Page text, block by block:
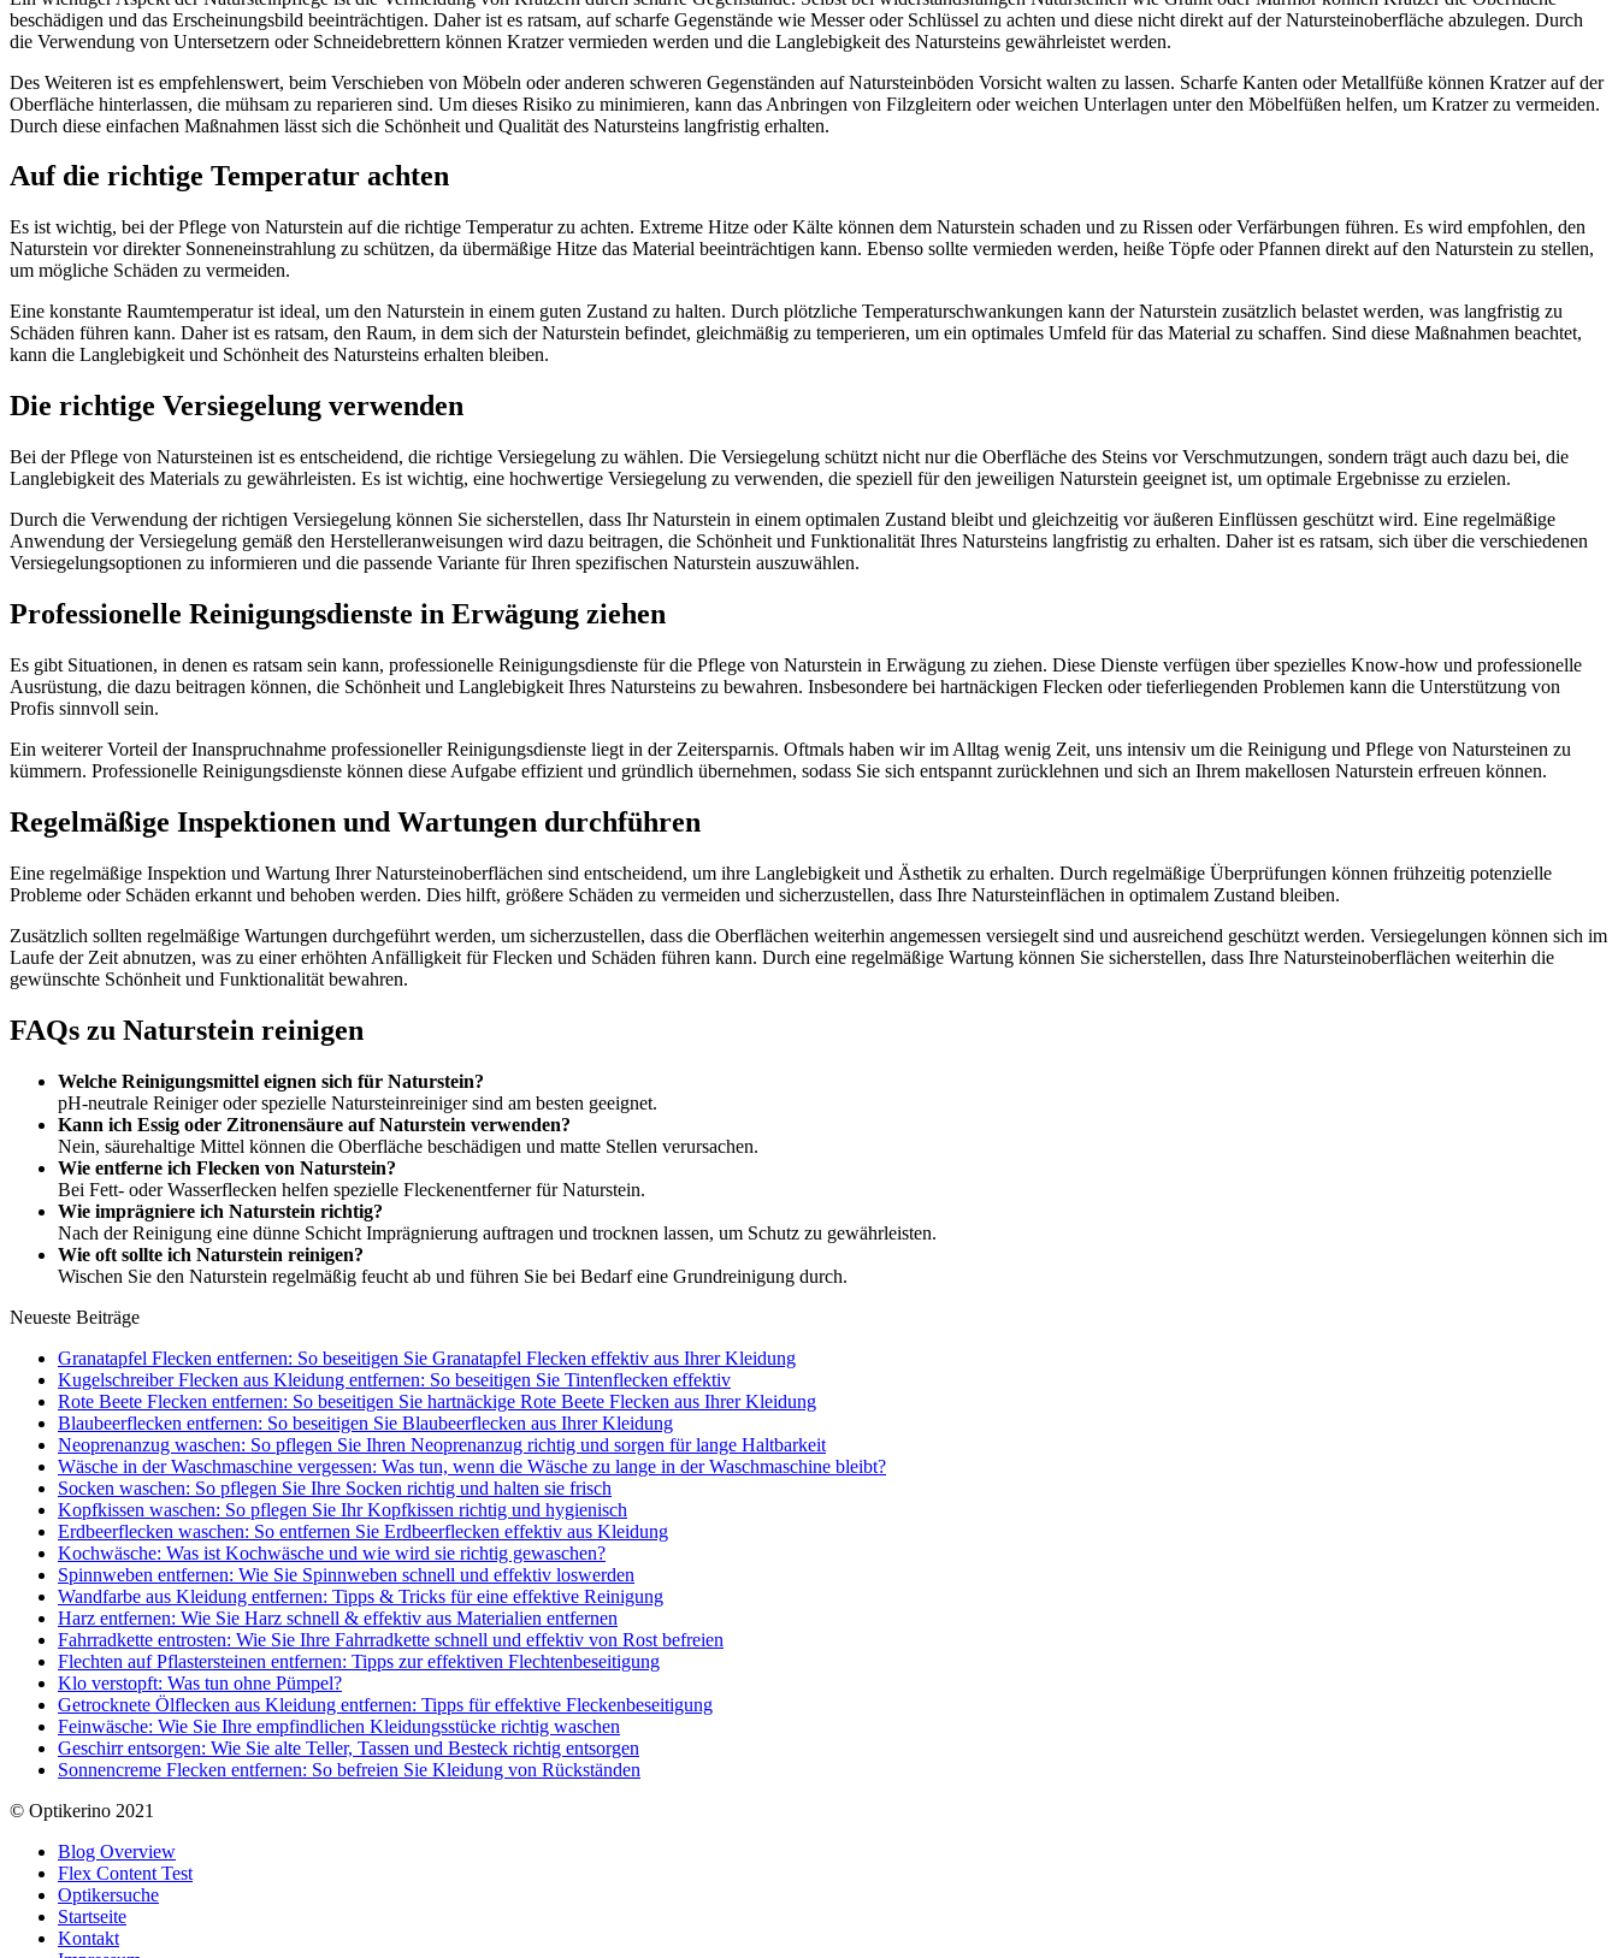
beschädigen und das Erscheinungsbild beeinträchtigen. Daher ist es ratsam, auf scharfe Gegenstände wie Messer oder Schlüssel zu achten und diese nicht direkt auf der Natursteinoberfläche abzulegen. Durch
die Verwendung von Untersetzern oder Schneidebrettern können Kratzer vermieden werden und die Langlebigkeit des Natursteins gewährleistet werden.
Des Weiteren ist es empfehlenswert, beim Verschieben von Möbeln oder anderen schweren Gegenständen auf Natursteinböden Vorsicht walten zu lassen. Scharfe Kanten oder Metallfüße können Kratzer auf der
Oberfläche hinterlassen, die mühsam zu reparieren sind. Um dieses Risiko zu minimieren, kann das Anbringen von Filzgleitern oder weichen Unterlagen unter den Möbelfüßen helfen, um Kratzer zu vermeiden.
Durch diese einfachen Maßnahmen lässt sich die Schönheit und Qualität des Natursteins langfristig erhalten.
Auf die richtige Temperatur achten
Es ist wichtig, bei der Pflege von Naturstein auf die richtige Temperatur zu achten. Extreme Hitze oder Kälte können dem Naturstein schaden und zu Rissen oder Verfärbungen führen. Es wird empfohlen, den
Naturstein vor direkter Sonneneinstrahlung zu schützen, da übermäßige Hitze das Material beeinträchtigen kann. Ebenso sollte vermieden werden, heiße Töpfe oder Pfannen direkt auf den Naturstein zu stellen,
um mögliche Schäden zu vermeiden.
Eine konstante Raumtemperatur ist ideal, um den Naturstein in einem guten Zustand zu halten. Durch plötzliche Temperaturschwankungen kann der Naturstein zusätzlich belastet werden, was langfristig zu
Schäden führen kann. Daher ist es ratsam, den Raum, in dem sich der Naturstein befindet, gleichmäßig zu temperieren, um ein optimales Umfeld für das Material zu schaffen. Sind diese Maßnahmen beachtet,
kann die Langlebigkeit und Schönheit des Natursteins erhalten bleiben.
Die richtige Versiegelung verwenden
Bei der Pflege von Natursteinen ist es entscheidend, die richtige Versiegelung zu wählen. Die Versiegelung schützt nicht nur die Oberfläche des Steins vor Verschmutzungen, sondern trägt auch dazu bei, die
Langlebigkeit des Materials zu gewährleisten. Es ist wichtig, eine hochwertige Versiegelung zu verwenden, die speziell für den jeweiligen Naturstein geeignet ist, um optimale Ergebnisse zu erzielen.
Durch die Verwendung der richtigen Versiegelung können Sie sicherstellen, dass Ihr Naturstein in einem optimalen Zustand bleibt und gleichzeitig vor äußeren Einflüssen geschützt wird. Eine regelmäßige
Anwendung der Versiegelung gemäß den Herstelleranweisungen wird dazu beitragen, die Schönheit und Funktionalität Ihres Natursteins langfristig zu erhalten. Daher ist es ratsam, sich über die verschiedenen
Versiegelungsoptionen zu informieren und die passende Variante für Ihren spezifischen Naturstein auszuwählen.
Professionelle Reinigungsdienste in Erwägung ziehen
Es gibt Situationen, in denen es ratsam sein kann, professionelle Reinigungsdienste für die Pflege von Naturstein in Erwägung zu ziehen. Diese Dienste verfügen über spezielles Know-how und professionelle
Ausrüstung, die dazu beitragen können, die Schönheit und Langlebigkeit Ihres Natursteins zu bewahren. Insbesondere bei hartnäckigen Flecken oder tieferliegenden Problemen kann die Unterstützung von
Profis sinnvoll sein.
Ein weiterer Vorteil der Inanspruchnahme professioneller Reinigungsdienste liegt in der Zeitersparnis. Oftmals haben wir im Alltag wenig Zeit, uns intensiv um die Reinigung und Pflege von Natursteinen zu
kümmern. Professionelle Reinigungsdienste können diese Aufgabe effizient und gründlich übernehmen, sodass Sie sich entspannt zurücklehnen und sich an Ihrem makellosen Naturstein erfreuen können.
Regelmäßige Inspektionen und Wartungen durchführen
Eine regelmäßige Inspektion und Wartung Ihrer Natursteinoberflächen sind entscheidend, um ihre Langlebigkeit und Ästhetik zu erhalten. Durch regelmäßige Überprüfungen können frühzeitig potenzielle
Probleme oder Schäden erkannt und behoben werden. Dies hilft, größere Schäden zu vermeiden und sicherzustellen, dass Ihre Natursteinflächen in optimalem Zustand bleiben.
Zusätzlich sollten regelmäßige Wartungen durchgeführt werden, um sicherzustellen, dass die Oberflächen weiterhin angemessen versiegelt sind und ausreichend geschützt werden. Versiegelungen können sich im
Laufe der Zeit abnutzen, was zu einer erhöhten Anfälligkeit für Flecken und Schäden führen kann. Durch eine regelmäßige Wartung können Sie sicherstellen, dass Ihre Natursteinoberflächen weiterhin die
gewünschte Schönheit und Funktionalität bewahren.
FAQs zu Naturstein reinigen
Welche Reinigungsmittel eignen sich für Naturstein?
pH-neutrale Reiniger oder spezielle Natursteinreiniger sind am besten geeignet.
Kann ich Essig oder Zitronensäure auf Naturstein verwenden?
Nein, säurehaltige Mittel können die Oberfläche beschädigen und matte Stellen verursachen.
Wie entferne ich Flecken von Naturstein?
Bei Fett- oder Wasserflecken helfen spezielle Fleckenentferner für Naturstein.
Wie imprägniere ich Naturstein richtig?
Nach der Reinigung eine dünne Schicht Imprägnierung auftragen und trocknen lassen, um Schutz zu gewährleisten.
Wie oft sollte ich Naturstein reinigen?
Wischen Sie den Naturstein regelmäßig feucht ab und führen Sie bei Bedarf eine Grundreinigung durch.
Neueste Beiträge
Granatapfel Flecken entfernen: So beseitigen Sie Granatapfel Flecken effektiv aus Ihrer Kleidung
Kugelschreiber Flecken aus Kleidung entfernen: So beseitigen Sie Tintenflecken effektiv
Rote Beete Flecken entfernen: So beseitigen Sie hartnäckige Rote Beete Flecken aus Ihrer Kleidung
Blaubeerflecken entfernen: So beseitigen Sie Blaubeerflecken aus Ihrer Kleidung
Neoprenanzug waschen: So pflegen Sie Ihren Neoprenanzug richtig und sorgen für lange Haltbarkeit
Wäsche in der Waschmaschine vergessen: Was tun, wenn die Wäsche zu lange in der Waschmaschine bleibt?
Socken waschen: So pflegen Sie Ihre Socken richtig und halten sie frisch
Kopfkissen waschen: So pflegen Sie Ihr Kopfkissen richtig und hygienisch
Erdbeerflecken waschen: So entfernen Sie Erdbeerflecken effektiv aus Kleidung
Kochwäsche: Was ist Kochwäsche und wie wird sie richtig gewaschen?
Spinnweben entfernen: Wie Sie Spinnweben schnell und effektiv loswerden
Wandfarbe aus Kleidung entfernen: Tipps & Tricks für eine effektive Reinigung
Harz entfernen: Wie Sie Harz schnell & effektiv aus Materialien entfernen
Fahrradkette entrosten: Wie Sie Ihre Fahrradkette schnell und effektiv von Rost befreien
Flechten auf Pflastersteinen entfernen: Tipps zur effektiven Flechtenbeseitigung
Klo verstopft: Was tun ohne Pümpel?
Getrocknete Ölflecken aus Kleidung entfernen: Tipps für effektive Fleckenbeseitigung
Feinwäsche: Wie Sie Ihre empfindlichen Kleidungsstücke richtig waschen
Geschirr entsorgen: Wie Sie alte Teller, Tassen und Besteck richtig entsorgen
Sonnencreme Flecken entfernen: So befreien Sie Kleidung von Rückständen
© Optikerino 2021
Blog Overview
Flex Content Test
Optikersuche
Startseite
Kontakt